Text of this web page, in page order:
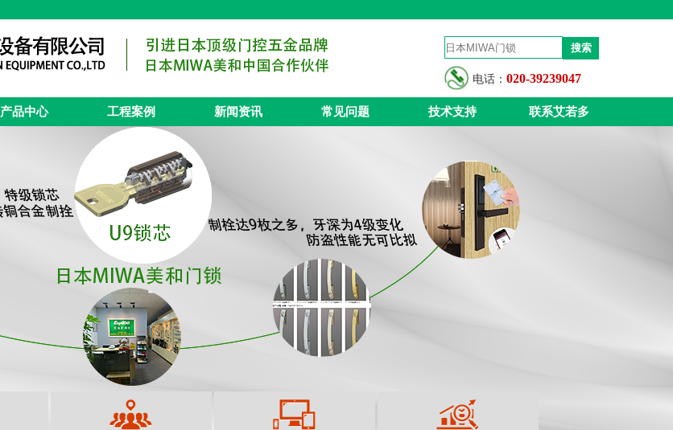
电话： 020-39239047
产品中心 工程案例 新闻资讯 常见问题 技术支持 联系艾若多